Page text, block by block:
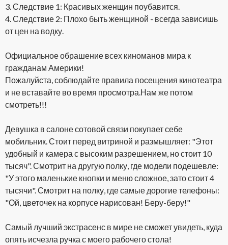
3. Следствие 1: Красивых женщин поубавится.
4. Следствие 2: Плохо быть женщиной - всегда зависишь
от цен на водку.
Официальное обрашение всех киноманов мира к
гражданам Америки!
Пожалуйста, соблюдайте правила посещения кинотеатра
и не вставайте во время просмотра.Нам же потом
смотреть!!!
Девушка в салоне сотовой связи покупает себе
мобильник. Стоит перед витриной и размышляет: "Этот
удобный и камера с высоким разрешением, но стоит 10
тысяч". Смотрит на другую полку, где модели подешевле:
"У этого маленькие кнопки и меню сложное, зато стоит 4
тысячи". Смотрит на полку, где самые дорогие телефоны:
"Ой, цветочек на корпусе нарисован! Беру-беру!"
Самый лучший экстрасенс в мире не сможет увидеть, куда
опять исчезла ручка с моего рабочего стола!